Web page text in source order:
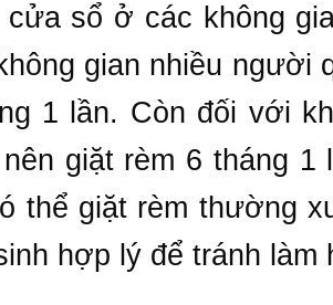
sổ ở các không
gian nhiều người
1 lần. Còn đối với
giặt rèm 6 tháng
thể giặt rèm thường
hợp lý để tránh làm